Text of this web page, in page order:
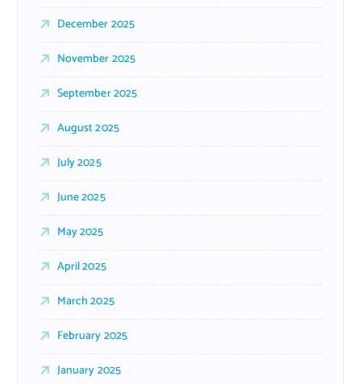
December 2025
November 2025
September 2025
August 2025
July 2025
June 2025
May 2025
April 2025
March 2025
February 2025
January 2025